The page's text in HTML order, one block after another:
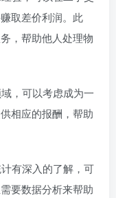
取差价利润。此
，帮助他人处理物
，可以考虑成为一
相应的报酬，帮助
有深入的了解，可
要数据分析来帮助